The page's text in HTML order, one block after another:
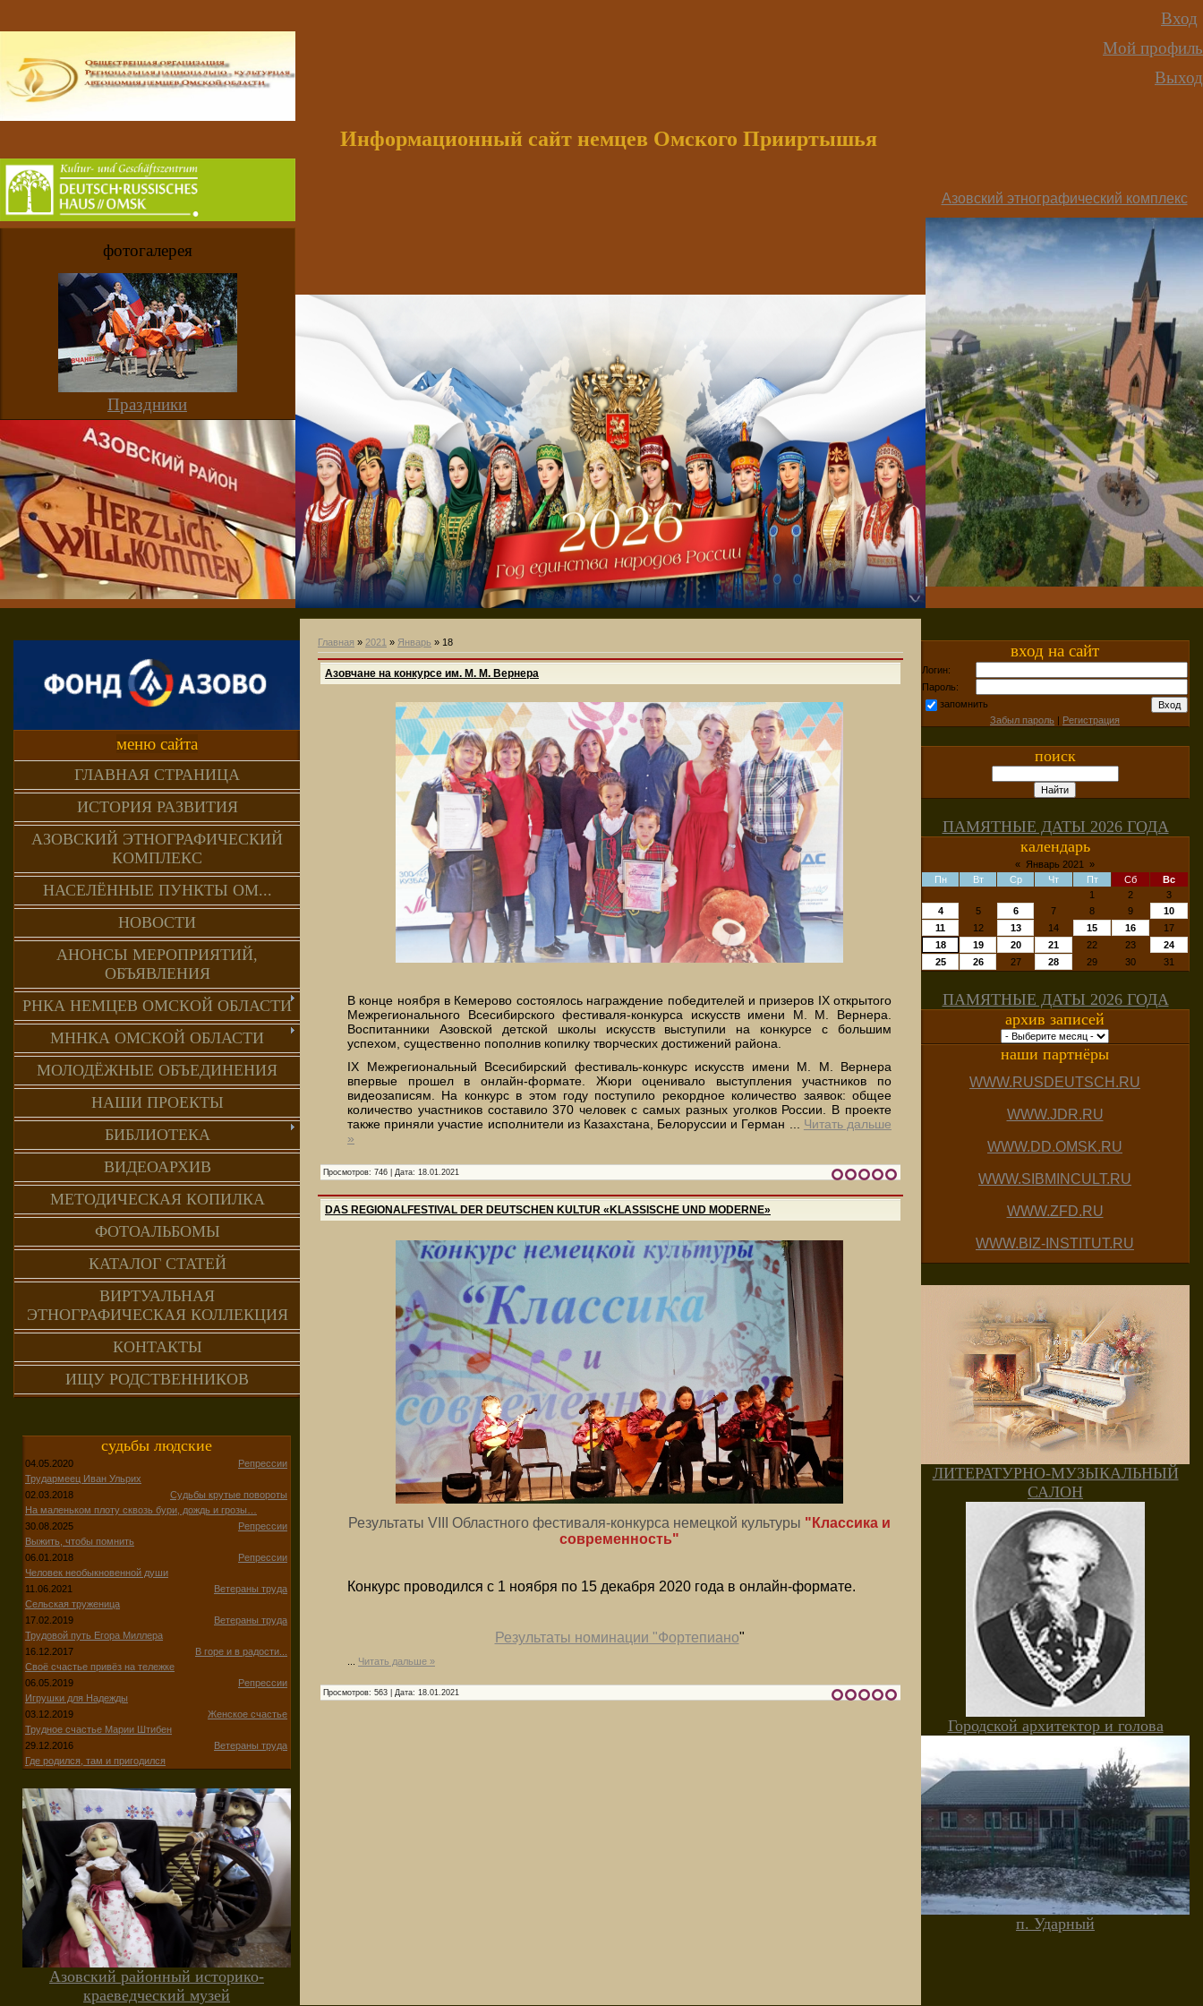
Вход
Мой профиль
Выход
фотогалерея
Праздники
Информационный сайт немцев Омского Прииртышья
Азовский этнографический комплекс
меню сайта
ГЛАВНАЯ СТРАНИЦА
ИСТОРИЯ РАЗВИТИЯ
АЗОВСКИЙ ЭТНОГРАФИЧЕСКИЙ
КОМПЛЕКС
НАСЕЛЁННЫЕ ПУНКТЫ ОМ...
НОВОСТИ
АНОНСЫ МЕРОПРИЯТИЙ,
ОБЪЯВЛЕНИЯ
РНКА НЕМЦЕВ ОМСКОЙ ОБЛАСТИ
МННКА ОМСКОЙ ОБЛАСТИ
МОЛОДЁЖНЫЕ ОБЪЕДИНЕНИЯ
НАШИ ПРОЕКТЫ
БИБЛИОТЕКА
ВИДЕОАРХИВ
МЕТОДИЧЕСКАЯ КОПИЛКА
ФОТОАЛЬБОМЫ
КАТАЛОГ СТАТЕЙ
ВИРТУАЛЬНАЯ
ЭТНОГРАФИЧЕСКАЯ КОЛЛЕКЦИЯ
КОНТАКТЫ
ИЩУ РОДСТВЕННИКОВ
судьбы людские
04.05.2020
Репрессии
Трудармеец Иван Ульрих
02.03.2018
Судьбы крутые повороты
На маленьком плоту сквозь бури, дождь и грозы…
30.08.2025
Репрессии
Выжить, чтобы помнить
06.01.2018
Репрессии
Человек необыкновенной души
11.06.2021
Ветераны труда
Сельская труженица
17.02.2019
Ветераны труда
Трудовой путь Егора Миллера
16.12.2017
В горе и в радости...
Своё счастье привёз на тележке
06.05.2019
Репрессии
Игрушки для Надежды
03.12.2019
Женское счастье
Трудное счастье Марии Штибен
29.12.2016
Ветераны труда
Где родился, там и пригодился
Азовский районный историко-
краеведческий музей
Главная » 2021 » Январь » 18
Азовчане на конкурсе им. М. М. Вернера
В конце ноября в Кемерово состоялось награждение победителей и призеров IX открытого
Межрегионального Всесибирского фестиваля-конкурса искусств имени М. М. Вернера.
Воспитанники Азовской детской школы искусств выступили на конкурсе с большим
успехом, существенно пополнив копилку творческих достижений района.
IX Межрегиональный Всесибирский фестиваль-конкурс искусств имени М. М. Вернера
впервые прошел в онлайн-формате. Жюри оценивало выступления участников по
видеозаписям. На конкурс в этом году поступило рекордное количество заявок: общее
количество участников составило 370 человек с самых разных уголков России. В проекте
также приняли участие исполнители из Казахстана, Белоруссии и Герман ... Читать дальше
»
Просмотров: 746 Дата: 18.01.2021
DAS REGIONALFESTIVAL DER DEUTSCHEN KULTUR «KLASSISCHE UND MODERNE»
Результаты VIII Областного фестиваля-конкурса немецкой культуры "Классика и
современность"
Конкурс проводился с 1 ноября по 15 декабря 2020 года в онлайн-формате.
Результаты номинации "Фортепиано"
Читать дальше »
Просмотров: 563 Дата: 18.01.2021
вход на сайт
Логин:
Пароль:
запомнить
Забыл пароль | Регистрация
поиск
ПАМЯТНЫЕ ДАТЫ 2026 ГОДА
календарь
« Январь 2021
»
Пн
Вт Ср Чт Пт Сб
Вс
1
2
3
4
5 6 7 8 9
10
11
12 13 14 15 16
17
18
19 20 21 22 23
24
25
26 27 28 29 30 31
ПАМЯТНЫЕ ДАТЫ 2026 ГОДА
архив записей
наши партнёры
WWW.RUSDEUTSCH.RU
WWW.JDR.RU
WWW.DD.OMSK.RU
WWW.SIBMINCULT.RU
WWW.ZFD.RU
WWW.BIZ-INSTITUT.RU
ЛИТЕРАТУРНО-МУЗЫКАЛЬНЫЙ
САЛОН
Городской архитектор и голова
п. Ударный